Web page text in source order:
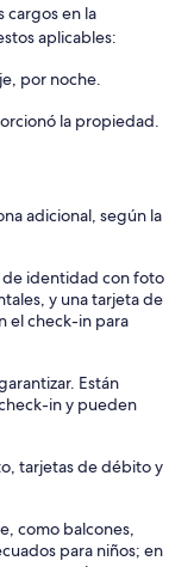
cargos en la
aplicables:
por noche.
la propiedad.
adicional, según la
de identidad con foto
y una tarjeta de
el check-in para
Están
in y pueden
tarjetas de débito y
como balcones,
para niños; en